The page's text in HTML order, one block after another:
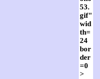
53.
gif"
wid
th=
24
bor
der
=0
>